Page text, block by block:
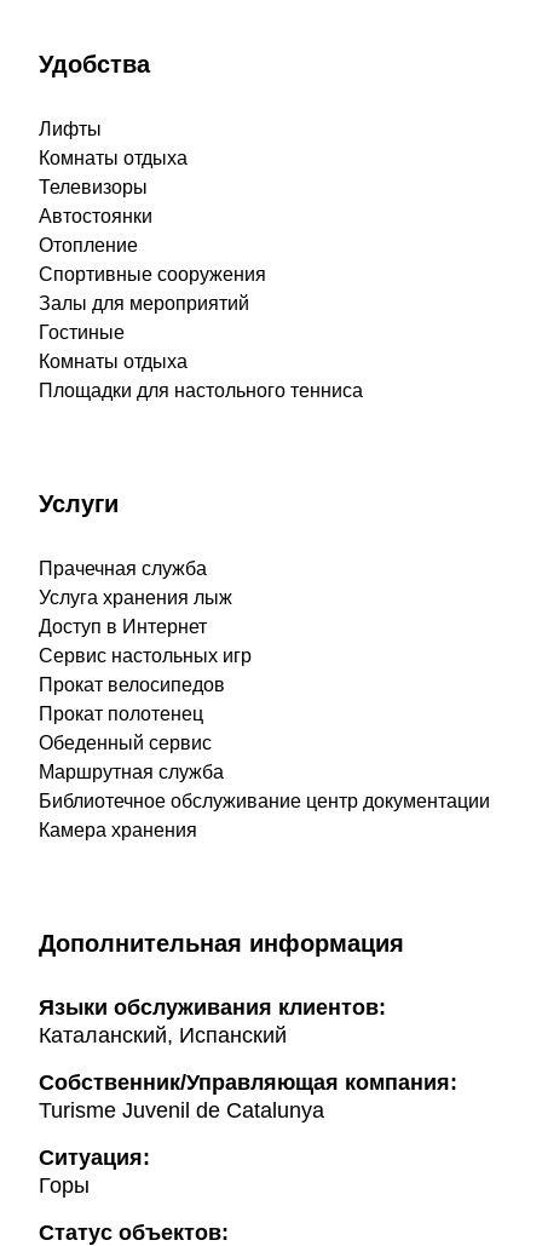
Удобства
Лифты
Комнаты отдыха
Телевизоры
Автостоянки
Отопление
Спортивные сооружения
Залы для мероприятий
Гостиные
Комнаты отдыха
Площадки для настольного тенниса
Услуги
Прачечная служба
Услуга хранения лыж
Доступ в Интернет
Сервис настольных игр
Прокат велосипедов
Прокат полотенец
Обеденный сервис
Маршрутная служба
Библиотечное обслуживание центр документации
Камера хранения
Дополнительная информация
Языки обслуживания клиентов:
Каталанский, Испанский
Собственник/Управляющая компания:
Turisme Juvenil de Catalunya
Ситуация:
Горы
Статус объектов: